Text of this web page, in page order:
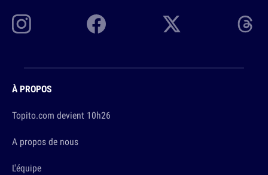
À PROPOS
Topito.com devient 10h26
A propos de nous
L'équipe